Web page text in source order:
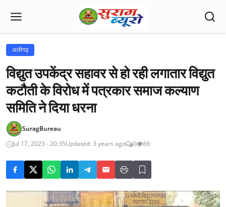
अलीगढ़
विद्युत उपकेंद्र सहावर से हो रही लगातार विद्युत
कटौती के विरोध में पत्रकार समाज कल्याण
समिति ने दिया धरना
SuragBureau
Jul 17, 2023 - 20:35Updated: 3 years ago 0 66